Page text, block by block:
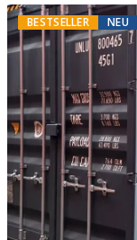
BESTSELLER NEU